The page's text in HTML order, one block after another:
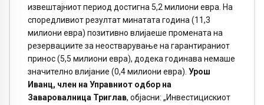
извештајниот период достигна 5,2 милиони евра. На
споредливиот резултат минатата година (11,3
милиони евра) позитивно влијаеше промената на
резервациите за неостварување на гарантираниот
принос (5,5 милиони евра), додека годинава немаше
значително влијание (0,4 милиони евра). Урош
Иванц, член на Управниот одбор на
Заваровалница Триглав, објасни: „Инвестицискиот